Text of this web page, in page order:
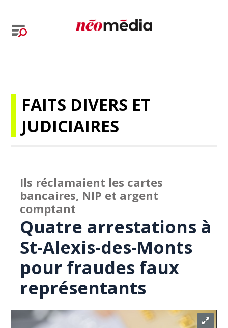
FAITS DIVERS ET
JUDICIAIRES
Ils réclamaient les cartes
bancaires, NIP et argent
comptant
Quatre arrestations à
St-Alexis-des-Monts
pour fraudes faux
représentants